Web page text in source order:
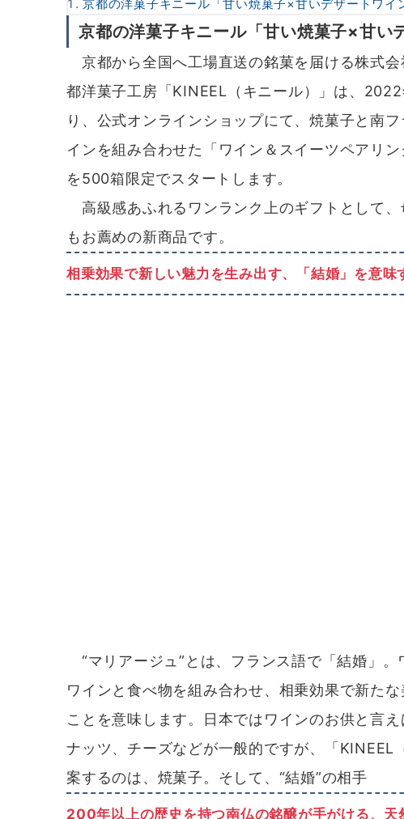
京都の洋菓子キニール「甘い焼菓子×甘いデザートワイ
京都の洋菓子キニール「甘い焼菓子×甘い
京都から全国へ工場直送の銘菓を届ける株式
都洋菓子工房「KINEEL（キニール）」は、
り、公式オンラインショップにて、焼菓子と南
インを組み合わせた「ワイン＆スイーツペアリ
を500箱限定でスタートします。
高級感あふれるワンランク上のギフトとして、
もお薦めの新商品です。
相乗効果で新しい魅力を生み出す、「結婚」を意味
“マリアージュ”とは、フランス語で「結婚」。
ワインと食べ物を組み合わせ、相乗効果で新た
ことを意味します。日本ではワインのお供と言
ナッツ、チーズなどが一般的ですが、「KINEEL
案するのは、焼菓子。そして、“結婚”の相手
200年以上の歴史を持つ南仏の銘醸が手がける、